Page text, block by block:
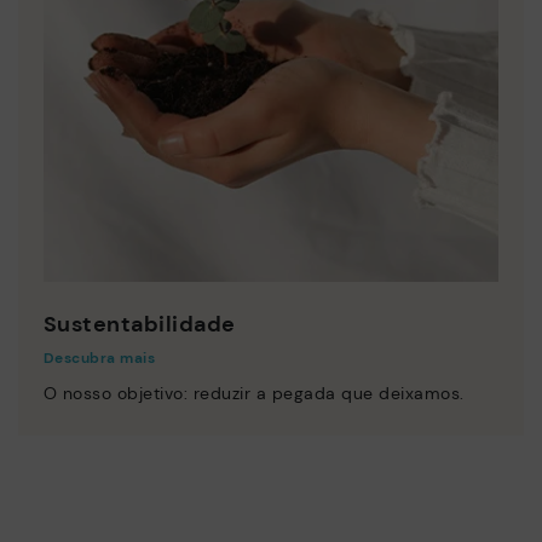
Sustentabilidade
Descubra mais
O nosso objetivo: reduzir a pegada que deixamos.